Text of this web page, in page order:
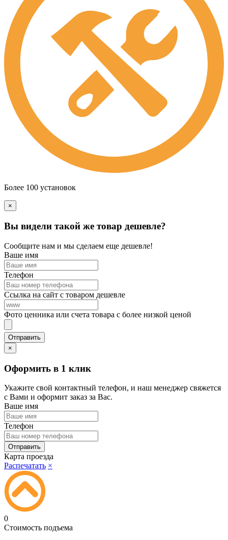
Более 100 установок
×
Вы видели такой же товар дешевле?
Сообщите нам и мы сделаем еще дешевле!
Ваше имя
Телефон
Ссылка на сайт с товаром дешевле
Фото ценника или счета товара с более низкой ценой
×
Оформить в 1 клик
Укажите свой контактный телефон, и наш менеджер свяжется
с Вами и оформит заказ за Вас.
Ваше имя
Телефон
Карта проезда
Распечатать ×
0
Стоимость подъема